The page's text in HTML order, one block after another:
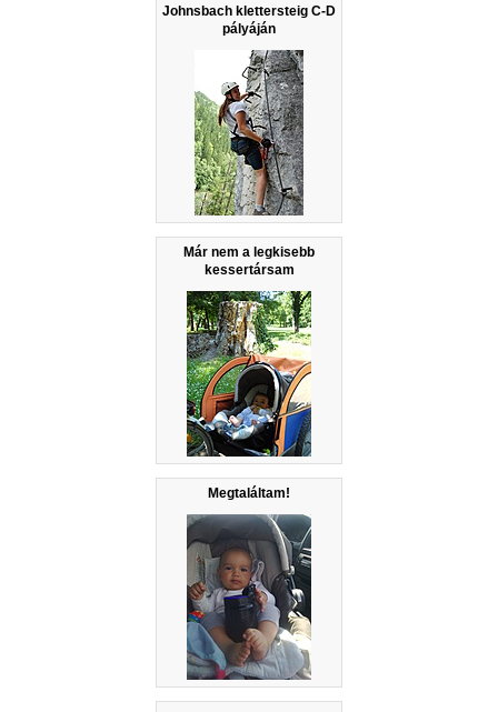
Johnsbach klettersteig C-D
pályáján
Már nem a legkisebb
kessertársam
Megtaláltam!